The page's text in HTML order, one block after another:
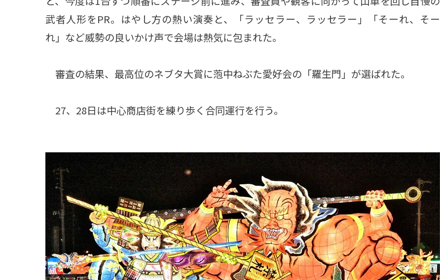
武者人形をPR。はやし方の熱い演奏と、「ラッセラー、ラッセラー」「そーれ、そー
れ」など威勢の良いかけ声で会場は熱気に包まれた。
審査の結果、最高位のネブタ大賞に萢中ねぶた愛好会の「羅生門」が選ばれた。
27、28日は中心商店街を練り歩く合同運行を行う。